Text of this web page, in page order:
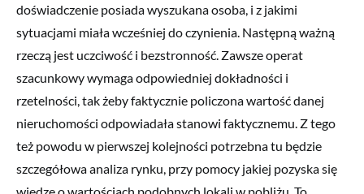
doświadczenie posiada wyszukana osoba, i z jakimi
sytuacjami miała wcześniej do czynienia. Następną ważną
rzeczą jest uczciwość i bezstronność. Zawsze operat
szacunkowy wymaga odpowiedniej dokładności i
rzetelności, tak żeby faktycznie policzona wartość danej
nieruchomości odpowiadała stanowi faktycznemu. Z tego
też powodu w pierwszej kolejności potrzebna tu będzie
szczegółowa analiza rynku, przy pomocy jakiej pozyska się